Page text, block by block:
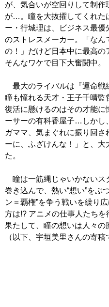
が、気合いが空回りして制作
が…。瞳を大抜擢してくれた
ー・行城理は、ビジネス最優
のストレスメーカー。「なん
の！」だけど日本中に最高の
そんなワケで目下大奮闘中。
最大のライバルは『運命戦
瞳も憧れる天才・王子千晴監
復活に懸けるのはその才能に
ーサーの有科香屋子…しかし
ガママ、気まぐれに振り回さ
ーに、ふざけんな！」と、大
た。
瞳は一筋縄じゃいかないス
巻き込んで、熱い“想い”をぶ
ン＝覇権”を争う戦いを繰り
方は!? アニメの仕事人たちを
果たして、瞳の想いは人々の
（以下、宇垣美里さんの寄稿